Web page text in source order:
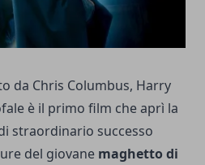
da Chris Columbus, Harry
è il primo film che aprì la
straordinario successo
del giovane maghetto di